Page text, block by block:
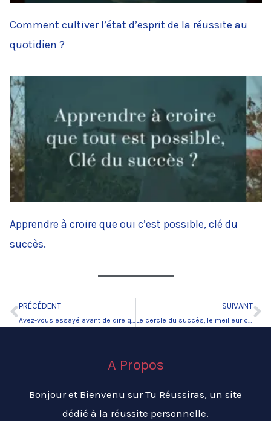
Comment cultiver l’état d’esprit de la réussite au
quotidien ?
Apprendre à croire que oui c’est possible, clé du
succès.
Précédent
PRÉCÉDENT SUIVANT
A Propos
Bonjour et Bienvenu sur Tu Réussiras, un site
dédié à la réussite personnelle.